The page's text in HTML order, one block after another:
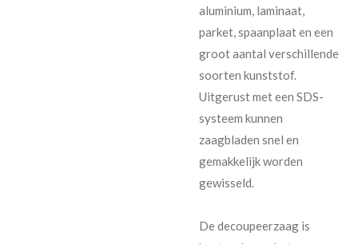
aluminium, laminaat,
parket, spaanplaat en een
groot aantal verschillende
soorten kunststof.
Uitgerust met een SDS-
systeem kunnen
zaagbladen snel en
gemakkelijk worden
gewisseld.
De decoupeerzaag is